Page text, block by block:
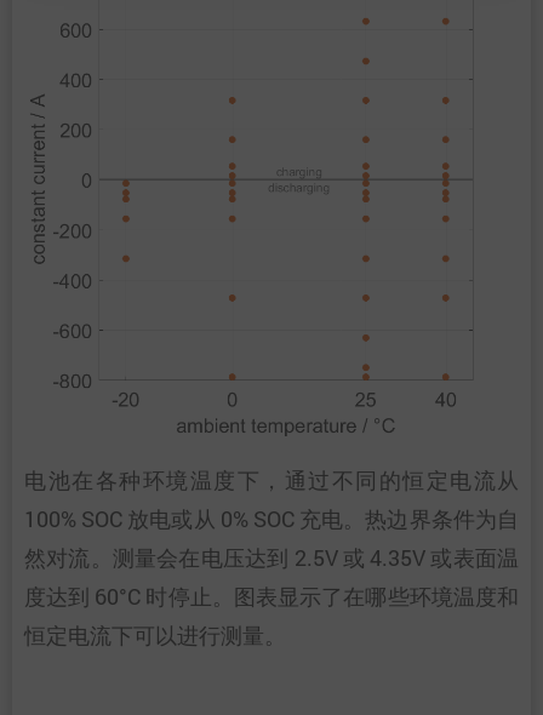
电池在各种环境温度下，通过不同的恒定电流从
100% SOC 放电或从 0% SOC 充电。热边界条件为自
然对流。测量会在电压达到 2.5V 或 4.35V 或表面温
度达到 60°C 时停止。图表显示了在哪些环境温度和
恒定电流下可以进行测量。